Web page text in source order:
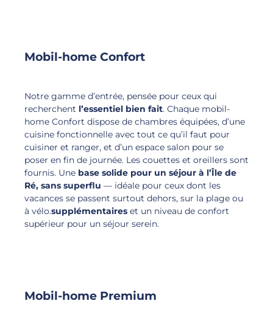
Mobil-home Confort
Notre gamme d’entrée, pensée pour ceux qui
recherchent l’essentiel bien fait. Chaque mobil-
home Confort dispose de chambres équipées, d’une
cuisine fonctionnelle avec tout ce qu’il faut pour
cuisiner et ranger, et d’un espace salon pour se
poser en fin de journée. Les couettes et oreillers sont
fournis. Une base solide pour un séjour à l’Île de
Ré, sans superflu — idéale pour ceux dont les
vacances se passent surtout dehors, sur la plage ou
à vélo.supplémentaires et un niveau de confort
supérieur pour un séjour serein.
Mobil-home Premium